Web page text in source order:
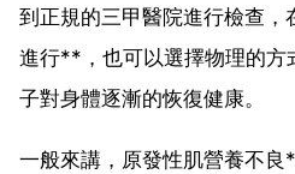
到正規的三甲醫院進行檢查，
進行**，也可以選擇物理的方
子對身體逐漸的恢復健康。
一般來講，原發性肌營養不